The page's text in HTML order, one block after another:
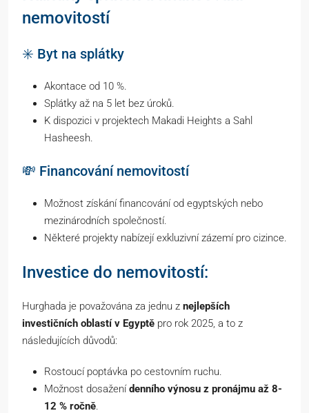
nemovitostí
✳️ Byt na splátky
Akontace od 10 %.
Splátky až na 5 let bez úroků.
K dispozici v projektech Makadi Heights a Sahl
Hasheesh.
💸 Financování nemovitostí
Možnost získání financování od egyptských nebo
mezinárodních společností.
Některé projekty nabízejí exkluzivní zázemí pro cizince.
Investice do nemovitostí:
Hurghada je považována za jednu z nejlepších
investičních oblastí v Egyptě pro rok 2025, a to z
následujících důvodů:
Rostoucí poptávka po cestovním ruchu.
Možnost dosaženídenního výnosu z pronájmu až 8-
12 % ročně.